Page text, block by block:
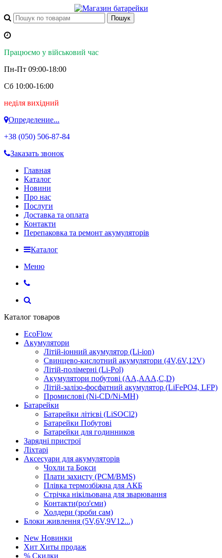
Працюємо у військовий час
Пн-Пт 09:00-18:00
Сб 10:00-16:00
неділя вихідний
Определение...
+38 (050) 506-87-84
Заказать звонок
Главная
Каталог
Новини
Про нас
Послуги
Доставка та оплата
Контакти
Перепаковка та ремонт акумуляторів
Каталог
Меню
Каталог товаров
EcoFlow
Акумулятори
Літій-іонний акумулятор (Li-ion)
Свинцево-кислотний акумулятори (4V,6V,12V)
Літій-полімерні (Li-Pol)
Акумулятори побутові (AA,AAA,C,D)
Літій-залізо-фосфатний акумулятор (LiFePO4, LFP)
Промислові (Ni-CD/Ni-MH)
Батарейки
Батарейки літієві (LiSOCl2)
Батарейки Побутові
Батарейки для годинников
Зарядні пристрої
Ліхтарі
Аксесуари для акумуляторів
Чохли та Бокси
Плати захисту (PCM/BMS)
Плівка термозбіжна для АКБ
Стрічка нікільована для зварювання
Контакти(роз'єми)
Холдери (зроби сам)
Блоки живлення (5V,6V,9V12...)
New Новинки
Хит Хиты продаж
% Скидки